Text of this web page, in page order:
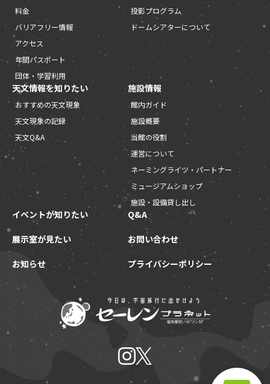
料金
バリアフリー情報
アクセス
年間パスポート
団体・学習利用
投影プログラム
ドームシアターについて
天文情報を知りたい
おすすめの天文現象
天文現象の記録
天文Q&A
施設情報
館内ガイド
施設概要
当館の役割
運営について
ネーミングライツ・パートナー
ミュージアムショップ
施設・設備貸し出し
イベントが知りたい
展示室が見たい
お知らせ
Q&A
お問い合わせ
プライバシーポリシー